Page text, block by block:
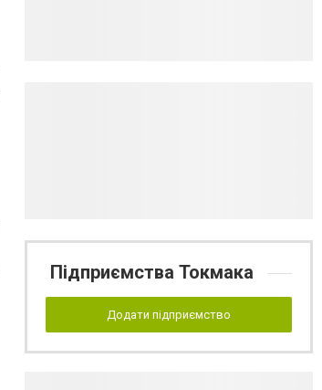
Підприємства Токмака
Додати підприємство